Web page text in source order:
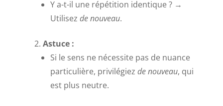
Y a-t-il une répétition identique ? →
Utilisez de nouveau.
Astuce :
Si le sens ne nécessite pas de nuance
particulière, privilégiez de nouveau, qui
est plus neutre.